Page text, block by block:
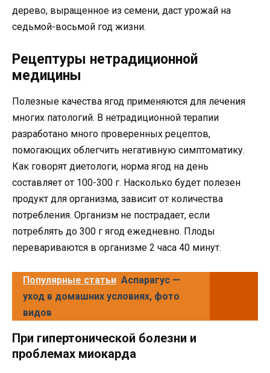
дерево, выращенное из семени, даст урожай на
седьмой-восьмой год жизни.
Рецептуры нетрадиционной
медицины
Полезные качества ягод применяются для лечения
многих патологий. В нетрадиционной терапии
разработано много проверенных рецептов,
помогающих облегчить негативную симптоматику.
Как говорят диетологи, норма ягод на день
составляет от 100-300 г. Насколько будет полезен
продукт для организма, зависит от количества
потребления. Организм не пострадает, если
потреблять до 300 г ягод ежедневно. Плоды
перевариваются в организме 2 часа 40 минут.
Популярные статьи Аспарагус —
уход в домашних условиях, фото
видов
При гипертонической болезни и
проблемах миокарда